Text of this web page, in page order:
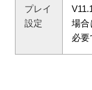
プレイ
設定
場合
必要